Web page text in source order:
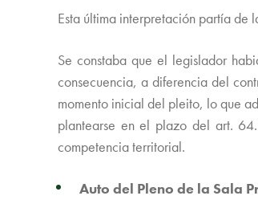
Esta última interpretación partía
Se constaba que el legislador
consecuencia, a diferencia del
momento inicial del pleito, lo que
plantearse en el plazo del art.
competencia territorial.
Auto del Pleno de la Sala